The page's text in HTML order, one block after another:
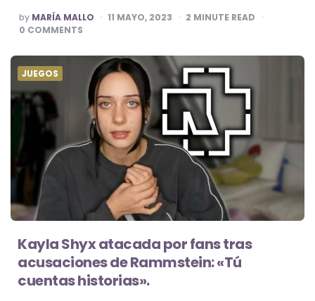
POSTED
BY
by MARÍA MALLO 11 MAYO, 2023 2 MINUTE READ
0 COMMENTS
JUEGOS
Kayla Shyx atacada por fans tras
acusaciones de Rammstein: «Tú
cuentas historias».